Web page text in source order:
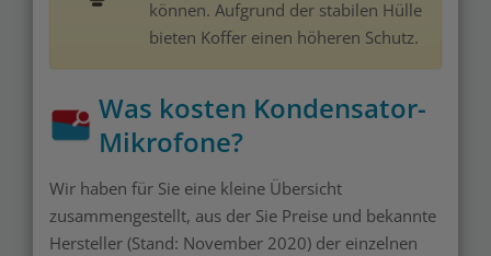
können. Aufgrund der stabilen Hülle
bieten Koffer einen höheren Schutz.
Was kosten Kondensator-
Mikrofone?
Wir haben für Sie eine kleine Übersicht
zusammengestellt, aus der Sie Preise und bekannte
Hersteller (Stand: November 2020) der einzelnen